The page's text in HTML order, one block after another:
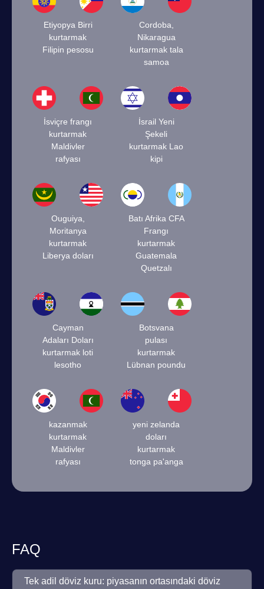
Etiyopya Birri
kurtarmak
Filipin pesosu
Cordoba,
Nikaragua
kurtarmak tala
samoa
İsviçre frangı
kurtarmak
Maldivler
rafyası
İsrail Yeni
Şekeli
kurtarmak Lao
kipi
Ouguiya,
Moritanya
kurtarmak
Liberya doları
Batı Afrika CFA
Frangı
kurtarmak
Guatemala
Quetzalı
Cayman
Adaları Doları
kurtarmak loti
lesotho
Botsvana
pulası
kurtarmak
Lübnan poundu
kazanmak
kurtarmak
Maldivler
rafyası
yeni zelanda
doları
kurtarmak
tonga pa'anga
FAQ
Tek adil döviz kuru: piyasanın ortasındaki döviz